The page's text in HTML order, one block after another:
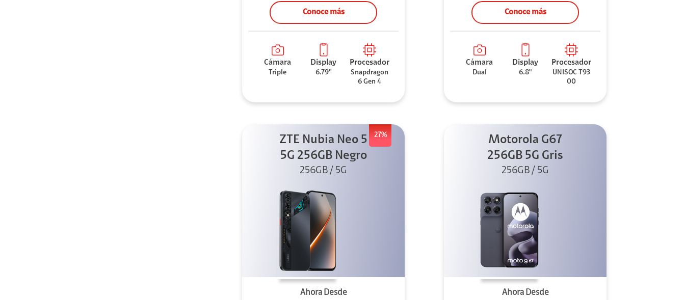
Conoce más
Cámara
Triple
Display
6.79''
Procesador
Snapdragon
6 Gen 4
Conoce más
Cámara
Dual
Display
6.8"
Procesador
UNISOC T93
00
27%
ZTE Nubia Neo 5
5G 256GB Negro
256GB / 5G
Ahora Desde
Motorola G67
256GB 5G Gris
256GB / 5G
Ahora Desde